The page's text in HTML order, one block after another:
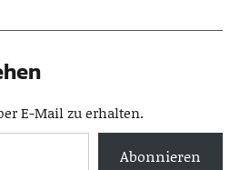
E-Mail zu erhalten.
Abonnieren